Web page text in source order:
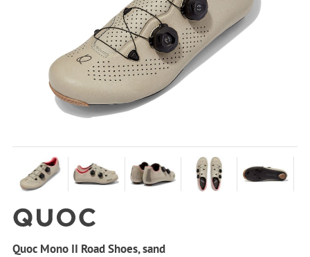
Quoc Mono II Road Shoes, sand